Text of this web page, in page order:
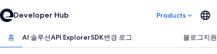
Developer Hub Products
홈 AI 솔루션API ExplorerSDK변경 로그 블로그지원